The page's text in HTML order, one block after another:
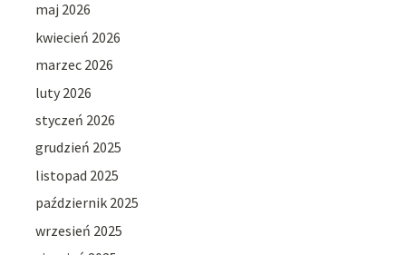
maj 2026
kwiecień 2026
marzec 2026
luty 2026
styczeń 2026
grudzień 2025
listopad 2025
październik 2025
wrzesień 2025